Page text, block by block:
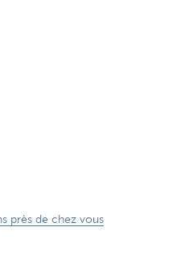
près de chez vous